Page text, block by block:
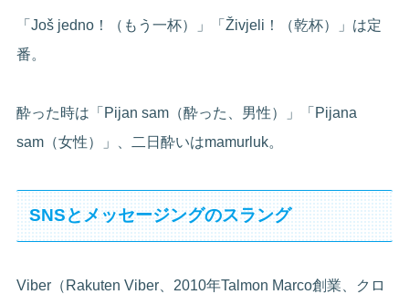
「Još jedno！（もう一杯）」「Živjeli！（乾杯）」は定
番。
酔った時は「Pijan sam（酔った、男性）」「Pijana
sam（女性）」、二日酔いはmamurluk。
SNSとメッセージングのスラング
Viber（Rakuten Viber、2010年Talmon Marco創業、クロ